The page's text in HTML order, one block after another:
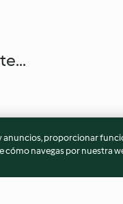
proporcionar
navegas por nuestra